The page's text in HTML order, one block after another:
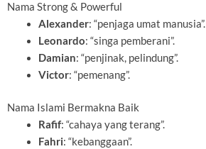
Nama Strong & Powerful
Alexander: “penjaga umat manusia”.
Leonardo: “singa pemberani”.
Damian: “penjinak, pelindung”.
Victor: “pemenang”.
Nama Islami Bermakna Baik
Rafif: “cahaya yang terang”.
Fahri: “kebanggaan”.